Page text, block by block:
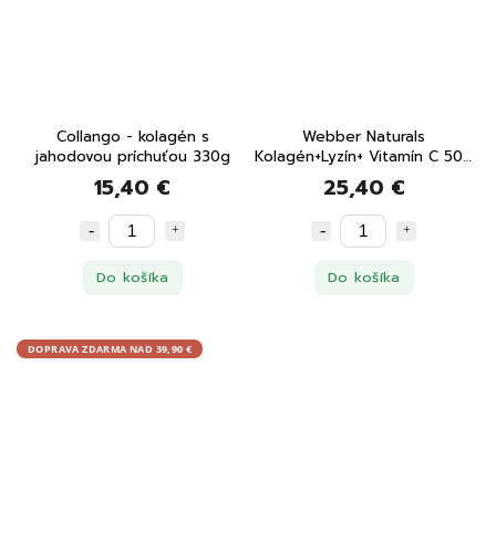
Collango - kolagén s
jahodovou príchuťou 330g
15,40 €
Do košíka
Webber Naturals
Kolagén+Lyzín+ Vitamín C 500
mg 120 tabliet
25,40 €
Do košíka
DOPRAVA ZDARMA NAD 39,90 €